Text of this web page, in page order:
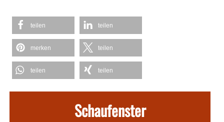
teilen teilen
merken teilen
teilen teilen
Schaufenster